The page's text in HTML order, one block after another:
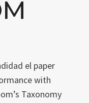
el paper
with
Taxonomy